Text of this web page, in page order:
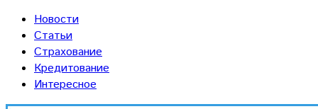
Новости
Статьи
Страхование
Кредитование
Интересное